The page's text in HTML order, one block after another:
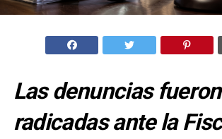
Las denuncias fueron
radicadas ante la